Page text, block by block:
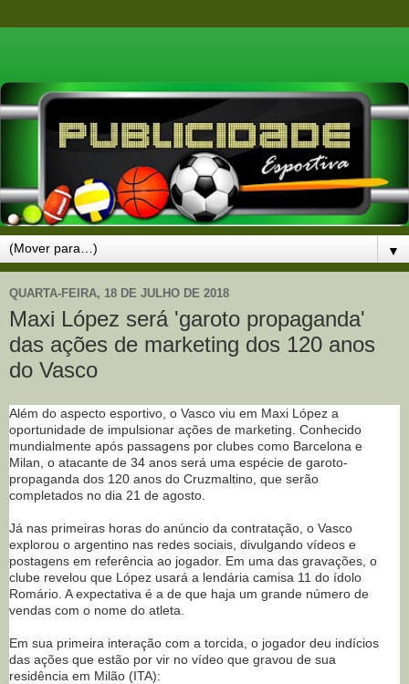
▼
QUARTA-FEIRA, 18 DE JULHO DE 2018
Maxi López será 'garoto propaganda'
das ações de marketing dos 120 anos
do Vasco
Além do aspecto esportivo, o Vasco viu em Maxi López a
oportunidade de impulsionar ações de marketing. Conhecido
mundialmente após passagens por clubes como Barcelona e
Milan, o atacante de 34 anos será uma espécie de garoto-
propaganda dos 120 anos do Cruzmaltino, que serão
completados no dia 21 de agosto.
Já nas primeiras horas do anúncio da contratação, o Vasco
explorou o argentino nas redes sociais, divulgando vídeos e
postagens em referência ao jogador. Em uma das gravações, o
clube revelou que López usará a lendária camisa 11 do ídolo
Romário. A expectativa é a de que haja um grande número de
vendas com o nome do atleta.
Em sua primeira interação com a torcida, o jogador deu indícios
das ações que estão por vir no vídeo que gravou de sua
residência em Milão (ITA):